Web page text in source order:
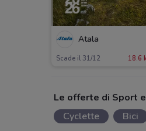
Atala
Scade il 31/12 18.6
Le offerte di Sport
Cyclette
Bici